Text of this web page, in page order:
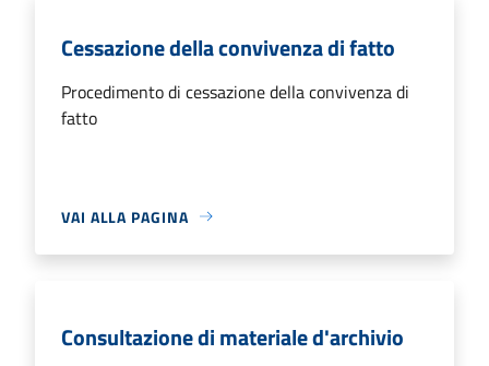
Cessazione della convivenza di fatto
Procedimento di cessazione della convivenza di
fatto
VAI ALLA PAGINA
Consultazione di materiale d'archivio